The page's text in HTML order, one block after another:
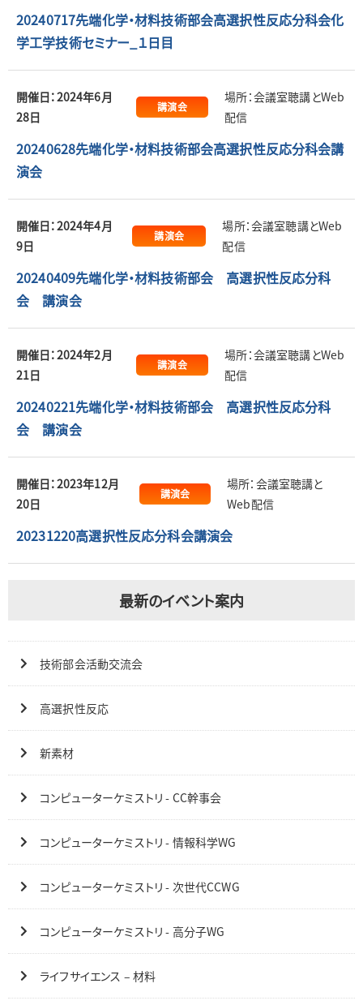
20240717先端化学・材料技術部会高選択性反応分科会化
学工学技術セミナー_１日目
開催日：2024年6月
28日
講演会
場所：会議室聴講とWeb
配信
20240628先端化学・材料技術部会高選択性反応分科会講
演会
開催日：2024年4月
9日
講演会
場所：会議室聴講とWeb
配信
20240409先端化学・材料技術部会 高選択性反応分科
会 講演会
開催日：2024年2月
21日
講演会
場所：会議室聴講とWeb
配信
20240221先端化学・材料技術部会 高選択性反応分科
会 講演会
開催日：2023年12月
20日
講演会
場所：会議室聴講と
Web配信
20231220高選択性反応分科会講演会
最新のイベント案内
技術部会活動交流会
高選択性反応
新素材
コンピューターケミストリ - CC幹事会
コンピューターケミストリ - 情報科学WG
コンピューターケミストリ - 次世代CCWG
コンピューターケミストリ - 高分子WG
ライフサイエンス – 材料